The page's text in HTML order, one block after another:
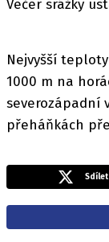
Večer srážky
Nejvyšší teploty
1000 m na
severozápadní
přeháňkách
Sdílet